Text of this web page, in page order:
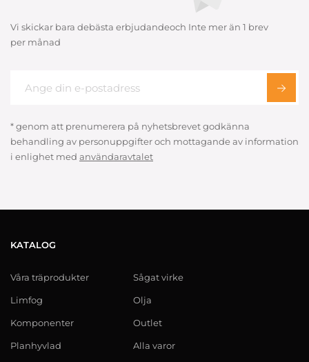
Vi skickar bara debästa erbjudandeoch Inte mer än 1 brev
per månad
* genom att prenumerera på nyhetsbrevet godkänna
behandling av personuppgifter och mottagande av information
i enlighet med användaravtalet
KATALOG
Våra träprodukter
Limfog
Komponenter
Planhyvlad
Sågat virke
Olja
Outlet
Alla varor